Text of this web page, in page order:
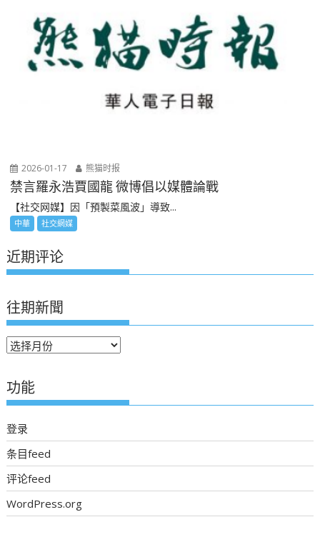
2026-01-17 熊猫时报
禁言羅永浩賈國龍 微博倡以媒體論戰
【社交网媒】因「預製菜風波」導致...
中華 社交網媒
近期评论
往期新聞
往
新
聞
功能
登录
条目feed
评论feed
WordPress.org